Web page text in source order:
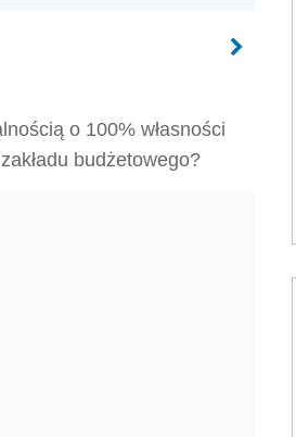
o 100% własności
budżetowego?